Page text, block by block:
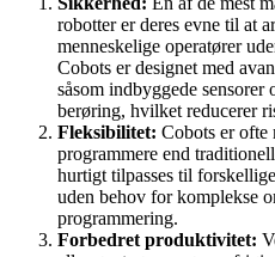
robotter er deres evne til at
menneskelige operatører
Cobots er designet med
såsom indbyggede sensorer
berøring, hvilket reducerer
Fleksibilitet: Cobots er ofte
programmere end
hurtigt tilpasses til
uden behov for komplekse
programmering.
Forbedret produktivitet: